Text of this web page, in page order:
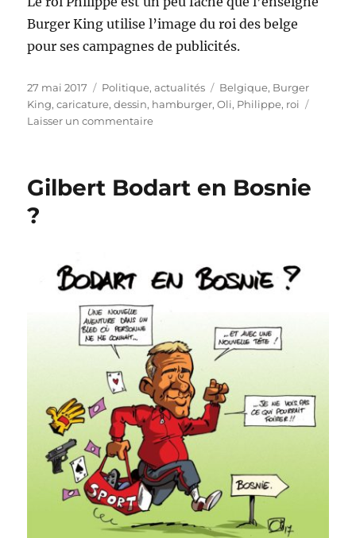
Burger King utilise l’image du roi des belge
pour ses campagnes de publicités.
Publié
le
27 mai 2017 Catégories
Politique, actualités Étiquettes
Belgique, Burger
King,caricature,dessin, hamburger,Oli, Philippe, roi
Laisser un commentairesur
Burger
Gilbert Bodart en Bosnie
?